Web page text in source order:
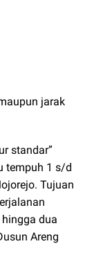
jarak
standar”
tempuh 1 s/d
Tujuan
dua
Areng